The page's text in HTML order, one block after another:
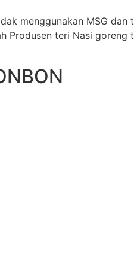
menggunakan MSG
teri Nasi